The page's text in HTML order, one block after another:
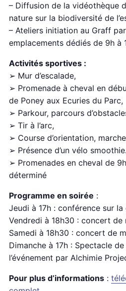
– Diffusion de la vidéothèque
nature sur la biodiversité de
– Ateliers initiation au Graff
emplacements dédiés de 9h à
Activités sportives :
➢ Mur d’escalade,
➢ Promenade à cheval en
de Poney aux Ecuries du Parc,
➢ Parkour, parcours
➢ Tir à l’arc,
➢ Course d’orientation,
➢ Présence d’un vélo smoothie.
➢ Promenades en cheval de
déterminé
Programme en soirée :
Jeudi à 17h : conférence sur la
Vendredi à 18h30 : concert de
Samedi à 18h30 : concert de
Dimanche à 17h : Spectacle
l’événement par Alchimie
Pour plus d’informations :